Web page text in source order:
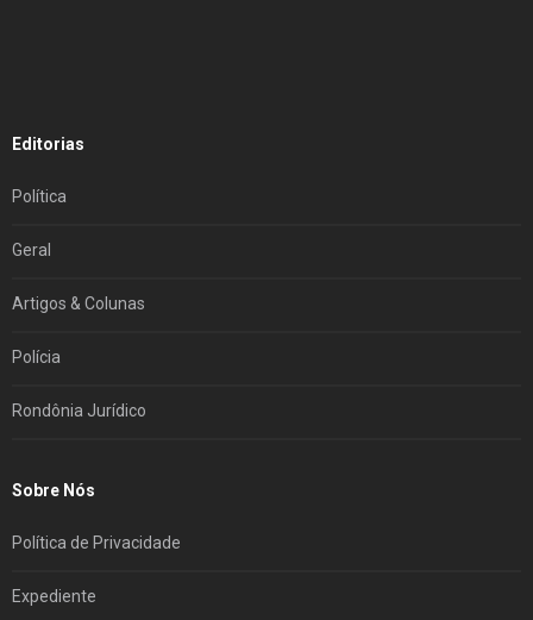
Editorias
Política
Geral
Artigos & Colunas
Polícia
Rondônia Jurídico
Sobre Nós
Política de Privacidade
Expediente